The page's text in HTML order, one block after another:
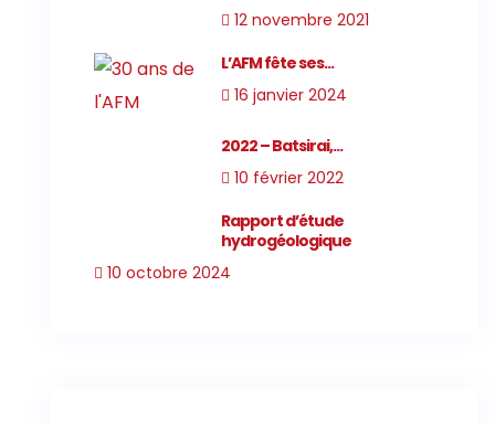
12 novembre 2021
L’AFM fête ses...
16 janvier 2024
2022 – Batsirai,...
10 février 2022
Rapport d’étude
hydrogéologique
10 octobre 2024